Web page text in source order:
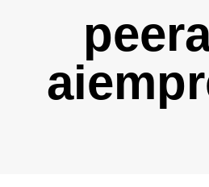
Type and hit enter